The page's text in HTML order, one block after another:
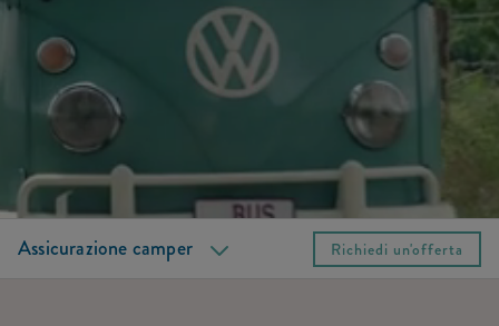
Assicurazione camper
Coperture
Altri opzioni
FAQ
Servizi Richiedi un'offerta